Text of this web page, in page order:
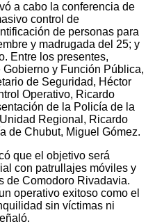
a cabo la conferencia de
control de
de personas para
y madrugada del 25; y
Entre los presentes,
y Función Pública,
de Seguridad, Héctor
Operativo, Ricardo
de la Policía de la
Regional, Ricardo
de Chubut, Miguel Gómez.
que el objetivo será
con patrullajes móviles y
de Comodoro Rivadavia.
operativo exitoso como el
sin víctimas ni